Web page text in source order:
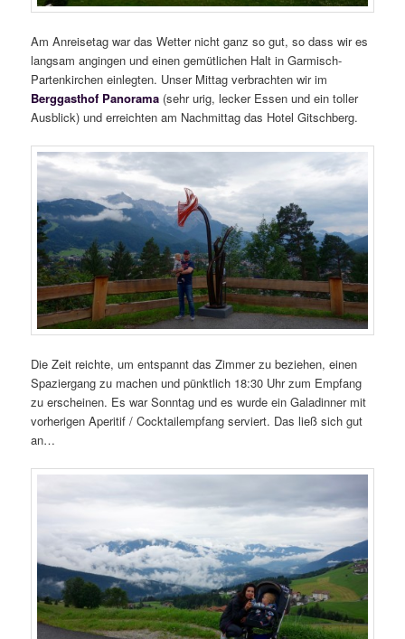
Am Anreisetag war das Wetter nicht ganz so gut, so dass wir es
langsam angingen und einen gemütlichen Halt in Garmisch-
Partenkirchen einlegten. Unser Mittag verbrachten wir im
Berggasthof Panorama (sehr urig, lecker Essen und ein toller
Ausblick) und erreichten am Nachmittag das Hotel Gitschberg.
Die Zeit reichte, um entspannt das Zimmer zu beziehen, einen
Spaziergang zu machen und pünktlich 18:30 Uhr zum Empfang
zu erscheinen. Es war Sonntag und es wurde ein Galadinner mit
vorherigen Aperitif / Cocktailempfang serviert. Das ließ sich gut
an…